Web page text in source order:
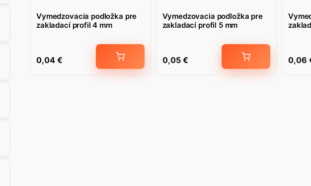
Vymedzovacia podložka pre
zakladací profil 4 mm
0,04 €
Vymedzovacia podložka pre
zakladací profil 5 mm
0,05 € 0,06